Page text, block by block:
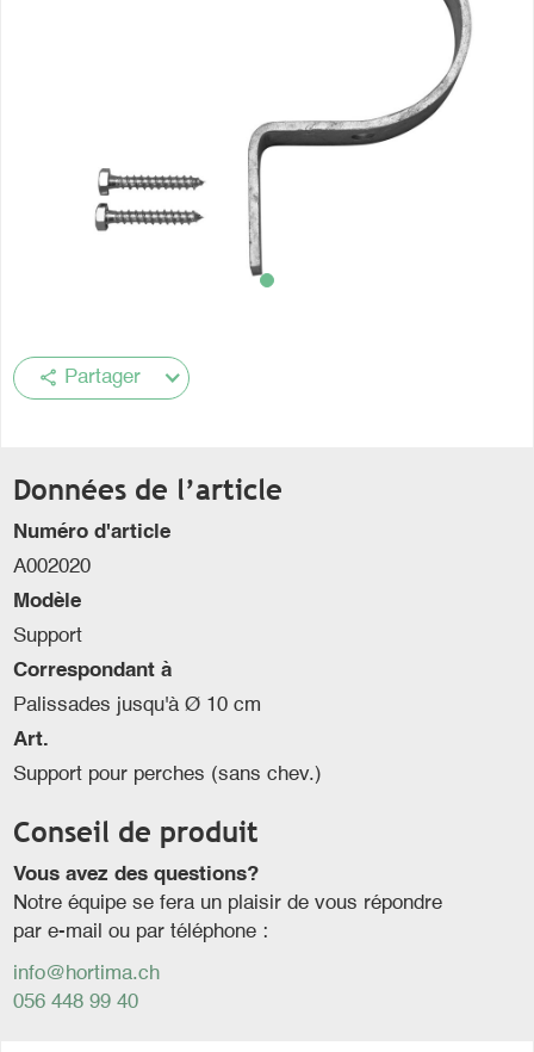
share Partager
Données de l’article
Numéro d'article
A002020
Modèle
Support
Correspondant à
Palissades jusqu'à Ø 10 cm
Art.
Support pour perches (sans chev.)
Conseil de produit
Vous avez des questions?
Notre équipe se fera un plaisir de vous répondre
par e-mail ou par téléphone :
info@hortima.ch
056 448 99 40